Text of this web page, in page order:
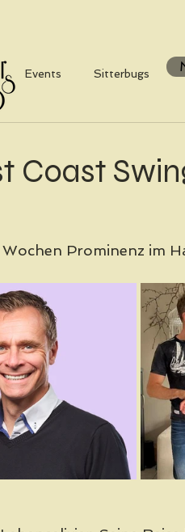
Events Sitterbugs
Coast
Prominenz im